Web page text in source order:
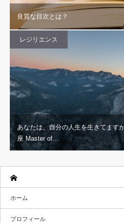
良質な目次とは？
レジリエンス
あなたは、自分の人生を生きてます
座 Master of…
ホーム
プロフィール